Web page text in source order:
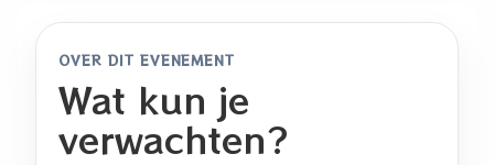
OVER DIT EVENEMENT
Wat kun je
verwachten?